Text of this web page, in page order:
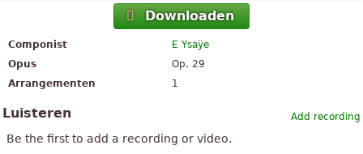
Downloaden
Componist
E Ysaÿe
Opus
Op. 29
Arrangementen
1
Add recording
Luisteren
Be the first to add a recording or video.